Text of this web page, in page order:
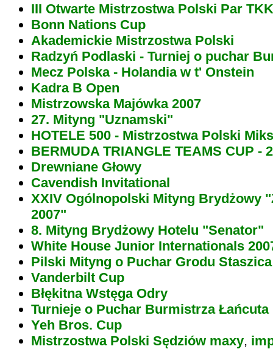
III Otwarte Mistrzostwa Polski Par
Bonn Nations Cup
Akademickie Mistrzostwa Polski
Radzyń Podlaski - Turniej o puchar
Mecz Polska - Holandia w t' Onstein
Kadra B Open
Mistrzowska Majówka 2007
27. Mityng "Uznamski"
HOTELE 500 - Mistrzostwa Polski
BERMUDA TRIANGLE TEAMS CUP -
Drewniane Głowy
Cavendish Invitational
XXIV Ogólnopolski Mityng Brydżowy
2007"
8. Mityng Brydżowy Hotelu "Senator"
White House Junior Internationals
Pilski Mityng o Puchar Grodu Staszica
Vanderbilt Cup
Błękitna Wstęga Odry
Turnieje o Puchar Burmistrza Łańcuta
Yeh Bros. Cup
Mistrzostwa Polski Sędziów maxy,